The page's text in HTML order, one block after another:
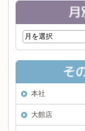
本社
大館店